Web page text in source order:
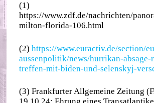
(1)
https://www.zdf.de/nachrichten/
milton-florida-106.html
(2)https://www.euractiv.de/section/
aussenpolitik/news/hurrikan-absage-
treffen-mit-biden-und-selenskyj-
(3) Frankfurter Allgemeine Zeitung